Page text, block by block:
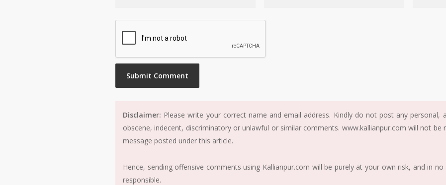
Disclaimer: Please write your correct name and email address. Kindly do not post any personal,
obscene, indecent, discriminatory or unlawful or similar comments. www.kallianpur.com will not
message posted under this article.
Hence, sending offensive comments using Kallianpur.com will be purely at your own risk, and in
responsible.